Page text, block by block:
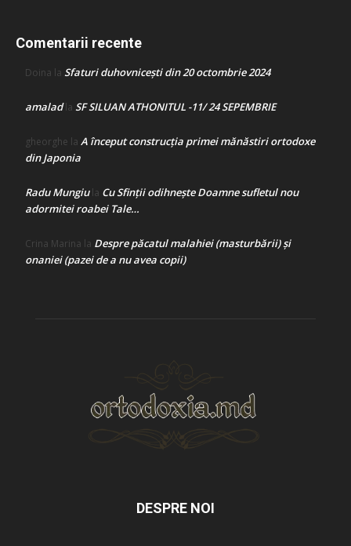
Comentarii recente
Doina la Sfaturi duhovnicești din 20 octombrie 2024
amaladla SF SILUAN ATHONITUL -11/ 24 SEPEMBRIE
gheorghe la A început construcţia primei mănăstiri ortodoxe
din Japonia
Radu Mungiula Cu Sfinții odihnește Doamne sufletul nou
adormitei roabei Tale…
Crina Marina la Despre păcatul malahiei (masturbării) şi
onaniei (pazei de a nu avea copii)
DESPRE NOI